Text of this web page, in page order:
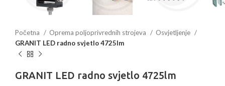
Početna Oprema poljoprivrednih strojeva
Osvjetljenje
GRANIT LED radno svjetlo 4725lm
GRANIT LED radno svjetlo 4725lm